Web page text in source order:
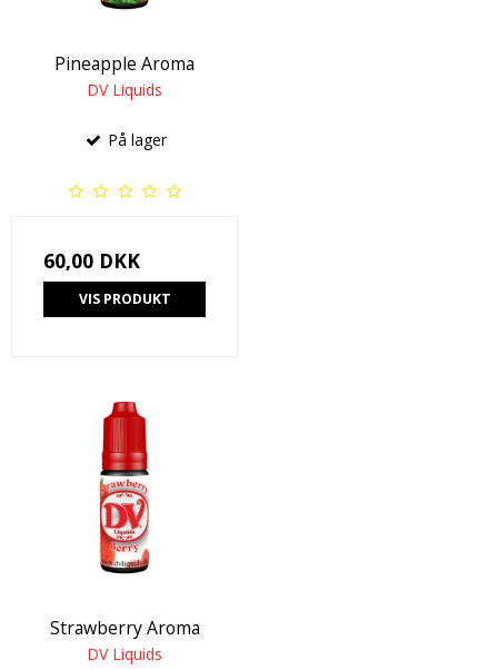
Pineapple Aroma
DV Liquids
På lager
60,00 DKK
VIS PRODUKT
Strawberry Aroma
DV Liquids